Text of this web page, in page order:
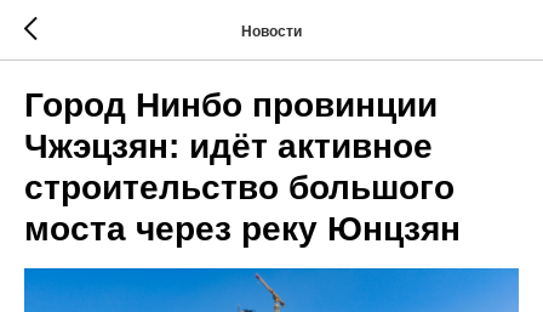
Новости
Город Нинбо провинции
Чжэцзян: идёт активное
строительство большого
моста через реку Юнцзян